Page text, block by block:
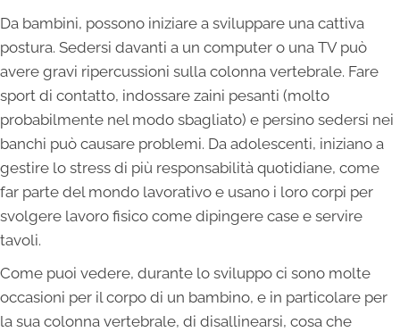
Da bambini, possono iniziare a sviluppare una cattiva
postura. Sedersi davanti a un computer o una TV può
avere gravi ripercussioni sulla colonna vertebrale. Fare
sport di contatto, indossare zaini pesanti (molto
probabilmente nel modo sbagliato) e persino sedersi nei
banchi può causare problemi. Da adolescenti, iniziano a
gestire lo stress di più responsabilità quotidiane, come
far parte del mondo lavorativo e usano i loro corpi per
svolgere lavoro fisico come dipingere case e servire
tavoli.
Come puoi vedere, durante lo sviluppo ci sono molte
occasioni per il corpo di un bambino, e in particolare per
la sua colonna vertebrale, di disallinearsi, cosa che